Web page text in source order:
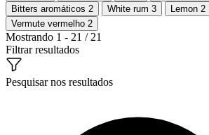
Bitters aromáticos 2 White rum 3 Lemon 2
Vermute vermelho 2
Mostrando 1 - 21 / 21
Filtrar resultados
Pesquisar nos resultados